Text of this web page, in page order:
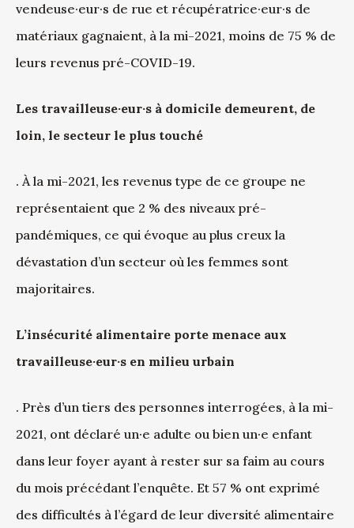
vendeuse·eur·s de rue et récupératrice·eur·s de
matériaux gagnaient, à la mi-2021, moins de 75 % de
leurs revenus pré-COVID-19.
Les travailleuse·eur·s à domicile demeurent, de
loin, le secteur le plus touché
. À la mi-2021, les revenus type de ce groupe ne
représentaient que 2 % des niveaux pré-
pandémiques, ce qui évoque au plus creux la
dévastation d’un secteur où les femmes sont
majoritaires.
L’insécurité alimentaire porte menace aux
travailleuse·eur·s en milieu urbain
. Près d’un tiers des personnes interrogées, à la mi-
2021, ont déclaré un·e adulte ou bien un·e enfant
dans leur foyer ayant à rester sur sa faim au cours
du mois précédant l’enquête. Et 57 % ont exprimé
des difficultés à l’égard de leur diversité alimentaire